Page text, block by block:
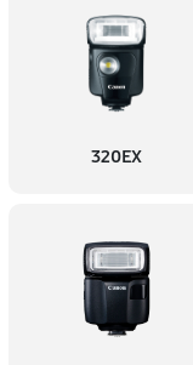
320EX